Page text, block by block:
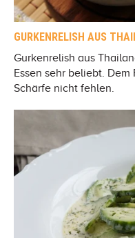
GURKENRELISH AUS
Gurkenrelish aus
Essen sehr beliebt.
Schärfe nicht fehlen.